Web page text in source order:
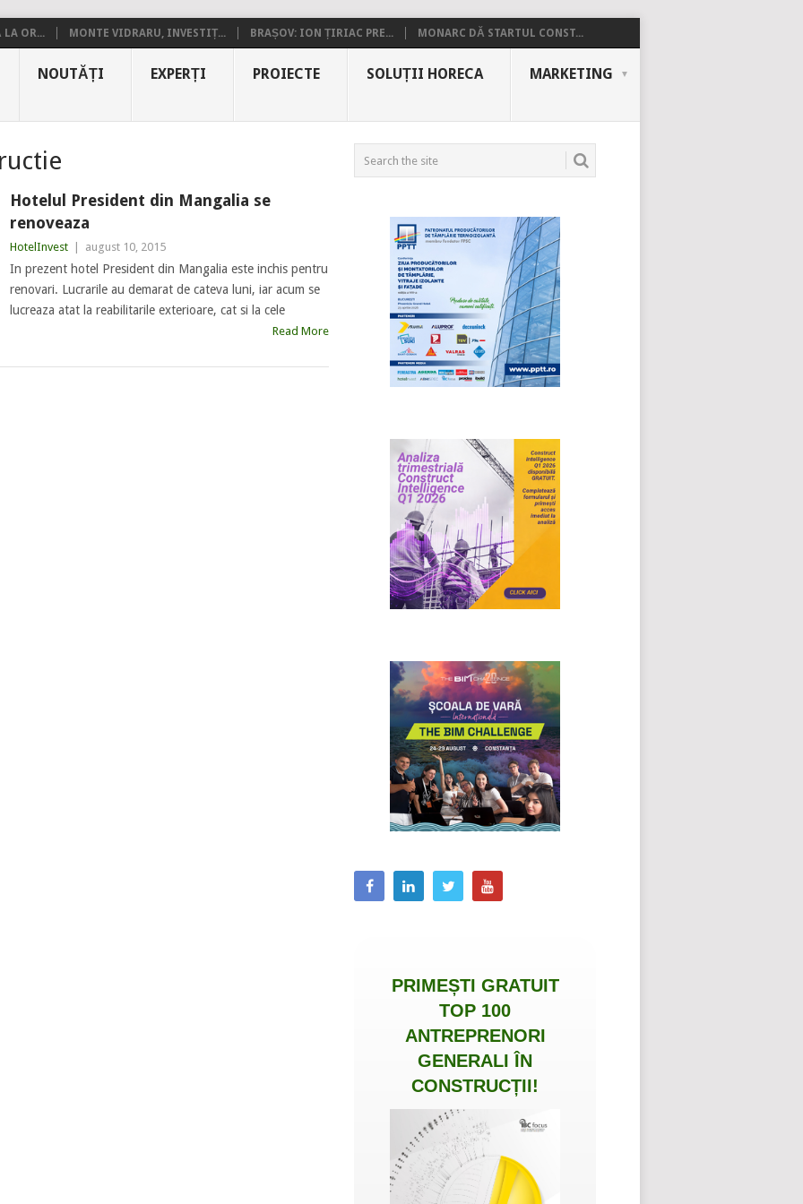
LA OR... MONTE VIDRARU, INVESTIȚ... BRAȘOV: ION ȚIRIAC PRE... MONARC DĂ STARTUL CONST...
NOUTĂȚI EXPERȚI PROIECTE SOLUȚII HORECA MARKETING
Hotelul President din Mangalia se
renoveaza
HotelInvest august 10, 2015
In prezent hotel President din Mangalia este inchis pentru
renovari. Lucrarile au demarat de cateva luni, iar acum se
lucreaza atat la reabilitarile exterioare, cat si la cele
Read More
PRIMEȘTI GRATUIT
TOP 100
ANTREPRENORI
GENERALI ÎN
CONSTRUCȚII!